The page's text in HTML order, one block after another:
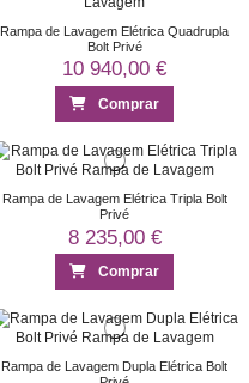
Rampa de Lavagem Elétrica Quadrupla
Bolt Privé
10 940,00 €
Comprar
Rampa de Lavagem Elétrica Tripla Bolt
Privé
8 235,00 €
Comprar
Rampa de Lavagem Dupla Elétrica Bolt